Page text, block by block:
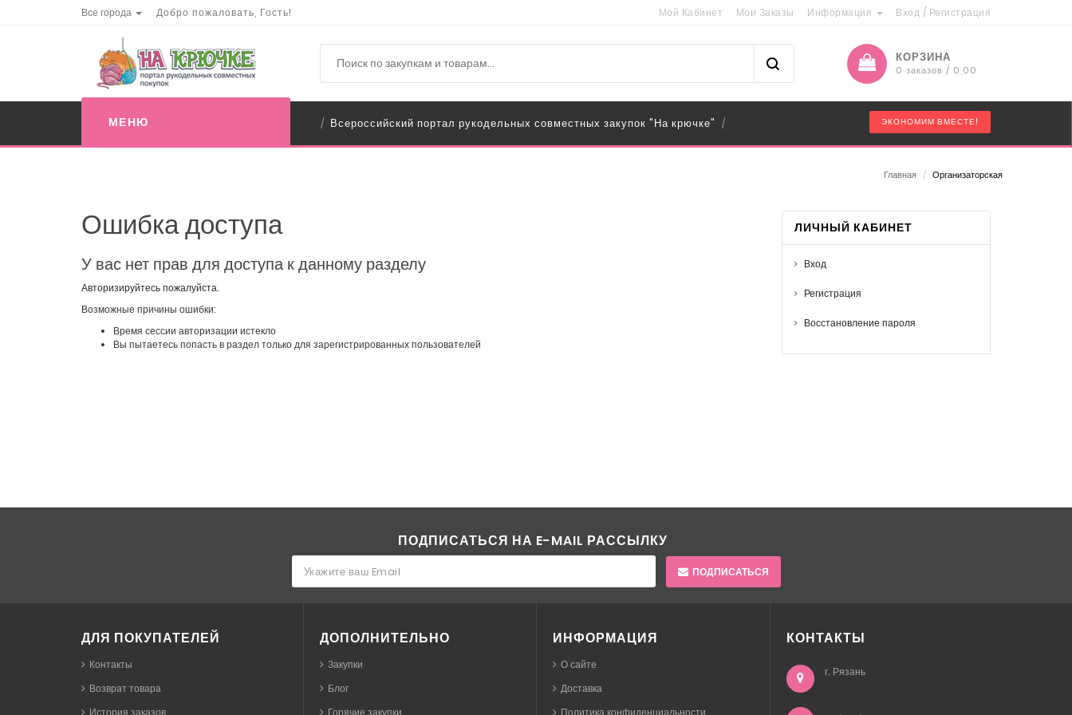
Все города Добро пожаловать, Гость! Мой Кабинет Мои Заказы Информация Вход / Регистрация
КОРЗИНА
0 заказов / 0,00
МЕНЮ / Всероссийский портал рукодельных совместных закупок "На крючке" / ЭКОНОМИМ ВМЕСТЕ!
Главная / Организаторская
Ошибка доступа
У вас нет прав для доступа к данному разделу
Авторизируйтесь пожалуйста.
Возможные причины ошибки:
Время сессии авторизации истекло
Вы пытаетесь попасть в раздел только для зарегистрированных пользователей
ЛИЧНЫЙ КАБИНЕТ
Вход
Регистрация
Восстановление пароля
ПОДПИСАТЬСЯ НА E-MAIL РАССЫЛКУ
ПОДПИСАТЬСЯ
ДЛЯ ПОКУПАТЕЛЕЙ
Контакты
Возврат товара
История заказов
ДОПОЛНИТЕЛЬНО
Закупки
Блог
Горячие закупки
ИНФОРМАЦИЯ
О сайте
Доставка
Политика конфиденциальности
КОНТАКТЫ
г. Рязань